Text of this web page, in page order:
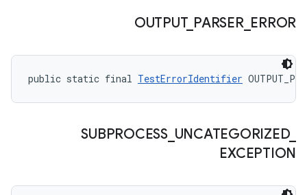
OUTPUT_ PARSER_ ERROR
public static final TestErrorIdentifier
SUBPROCESS_ UNCATEGORIZED_
EXCEPTION